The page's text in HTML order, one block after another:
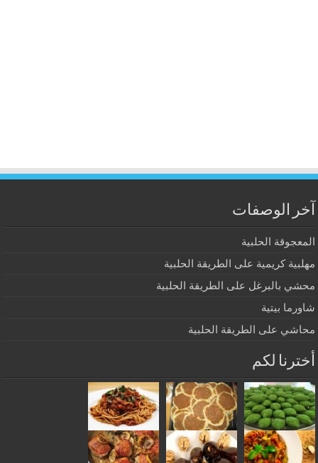
آخر الوصفات
المعجوقة الحلبية
مهلبية كريمية على الطريقة الحلبية
محشي بالبرغل على الطريقة الحلبية
شاورما بيتية
محاشي على الطريقة الحلبية
أخترنا لكم